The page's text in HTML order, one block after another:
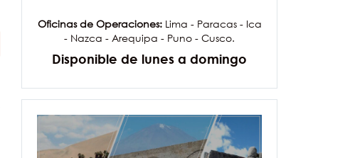
Oficinas de Operaciones:Lima - Paracas - Ica
- Nazca - Arequipa - Puno - Cusco.
Disponible de lunes a domingo